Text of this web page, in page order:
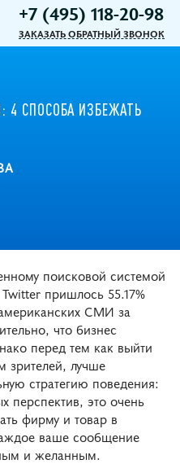
+7 (495) 118-20-98
ЗАКАЗАТЬ ОБРАТНЫЙ ЗВОНОК
4 СПОСОБА ИЗБЕЖАТЬ
поисковой системой
пришлось 55.17%
СМИ за
что бизнес
перед тем как выйти
зрителей, лучше
стратегию поведения:
перспектив, это очень
фирму и товар в
ваше сообщение
и желанным.